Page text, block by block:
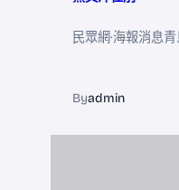
民眾網·海報消息
Byadmin